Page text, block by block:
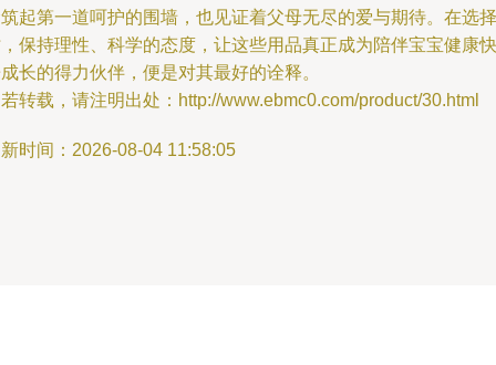
起第一道呵护的围墙，也见证着父母无尽的爱与期待。在选择
保持理性、科学的态度，让这些用品真正成为陪伴宝宝健康快
长的得力伙伴，便是对其最好的诠释。
转载，请注明出处：http://www.ebmc0.com/product/30.html
时间：2026-08-04 11:58:05